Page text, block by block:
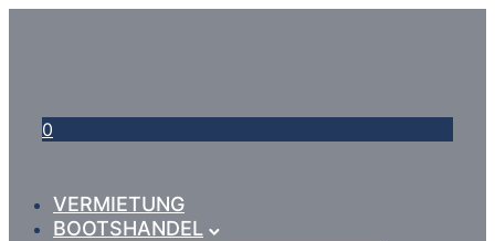
0
VERMIETUNG
BOOTSHANDEL